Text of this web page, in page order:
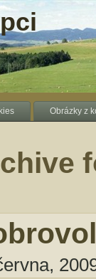
Obrázky z